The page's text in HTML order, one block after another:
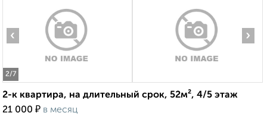
2/7
‹ ›
2-к квартира, на длительный срок, 52м², 4/5 этаж
21 000 ₽ в месяц